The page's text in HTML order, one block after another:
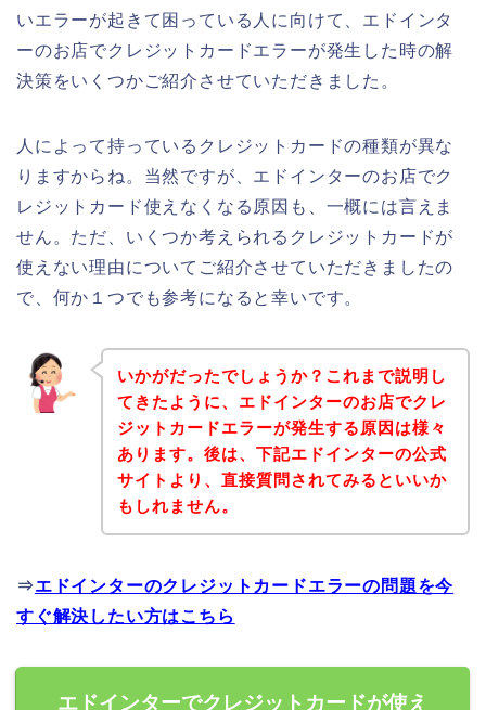
いエラーが起きて困っている人に向けて、エドインタ
ーのお店でクレジットカードエラーが発生した時の解
決策をいくつかご紹介させていただきました。
人によって持っているクレジットカードの種類が異な
りますからね。当然ですが、エドインターのお店でク
レジットカード使えなくなる原因も、一概には言えま
せん。ただ、いくつか考えられるクレジットカードが
使えない理由についてご紹介させていただきましたの
で、何か１つでも参考になると幸いです。
いかがだったでしょうか？これまで説明し
てきたように、エドインターのお店でクレ
ジットカードエラーが発生する原因は様々
あります。後は、下記エドインターの公式
サイトより、直接質問されてみるといいか
もしれません。
⇒エドインターのクレジットカードエラーの問題を今
すぐ解決したい方はこちら
エドインターでクレジットカードが使え